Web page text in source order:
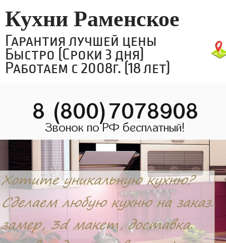
Кухни Раменское
Гарантия лучшей цены
Быстро (Сроки 3 дня)
Работаем с 2008г. (18 лет)
8 (800)7078908
Звонок по РФ бесплатный!